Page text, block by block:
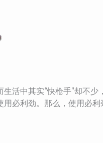
活中其实“快枪手”却不
必利劲。那么，使用必